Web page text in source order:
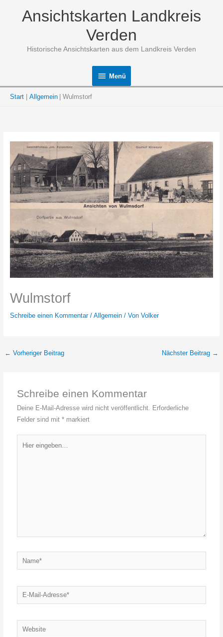
Ansichtskarten Landkreis
Verden
Historische Ansichtskarten aus dem Landkreis Verden
Menü
Menü
Start Allgemein Wulmstorf
Wulmstorf
Schreibe einen Kommentar / Allgemein/ Von Volker
← Vorheriger Beitrag Nächster Beitrag →
Schreibe einen Kommentar
Deine E-Mail-Adresse wird nicht veröffentlicht. Erforderliche
Felder sind mit* markiert
eingeben…
Name*
E-
Mail-
Website